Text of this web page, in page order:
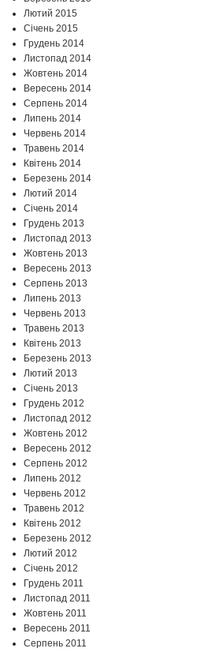
Лютий 2015
Січень 2015
Грудень 2014
Листопад 2014
Жовтень 2014
Вересень 2014
Серпень 2014
Липень 2014
Червень 2014
Травень 2014
Квітень 2014
Березень 2014
Лютий 2014
Січень 2014
Грудень 2013
Листопад 2013
Жовтень 2013
Вересень 2013
Серпень 2013
Липень 2013
Червень 2013
Травень 2013
Квітень 2013
Березень 2013
Лютий 2013
Січень 2013
Грудень 2012
Листопад 2012
Жовтень 2012
Вересень 2012
Серпень 2012
Липень 2012
Червень 2012
Травень 2012
Квітень 2012
Березень 2012
Лютий 2012
Січень 2012
Грудень 2011
Листопад 2011
Жовтень 2011
Вересень 2011
Серпень 2011